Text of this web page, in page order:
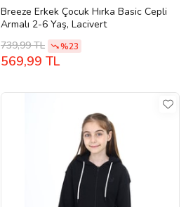
Breeze Erkek Çocuk Hırka Basic Cepli
Armalı 2-6 Yaş, Lacivert
739,99 TL
%23
569,99 TL